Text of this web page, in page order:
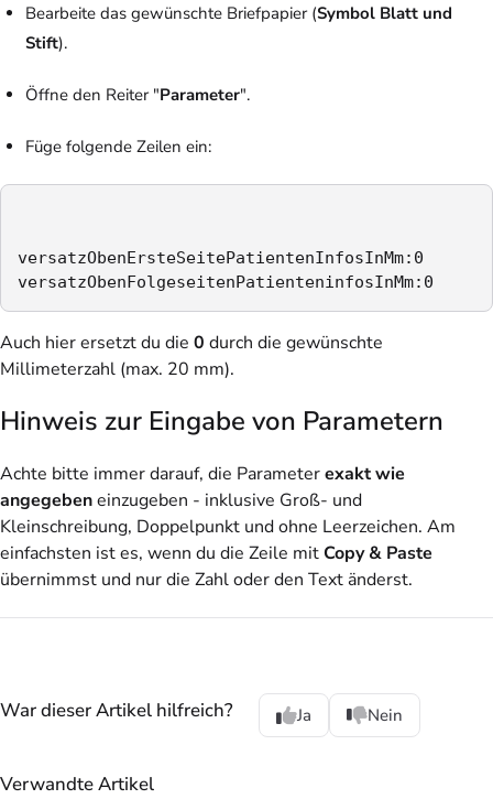
Bearbeite das gewünschte Briefpapier (Symbol Blatt und
Stift).
Öffne den Reiter "Parameter".
Füge folgende Zeilen ein:
versatzObenErsteSeitePatientenInfosInMm:0
versatzObenFolgeseitenPatienteninfosInMm:0
Auch hier ersetzt du die 0 durch die gewünschte
Millimeterzahl (max. 20 mm).
Hinweis zur Eingabe von Parametern
Achte bitte immer darauf, die Parameterexakt wie
angegebeneinzugeben - inklusive Groß- und
Kleinschreibung, Doppelpunkt und ohne Leerzeichen. Am
einfachsten ist es, wenn du die Zeile mitCopy & Paste
übernimmst und nur die Zahl oder den Text änderst.
War dieser Artikel hilfreich? Ja Nein
Verwandte Artikel